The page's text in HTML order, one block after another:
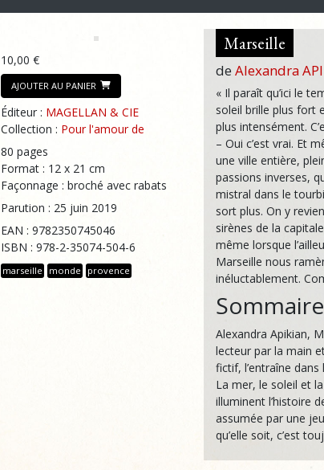
10,00 €
AJOUTER AU PANIER
Éditeur : MAGELLAN & CIE
Collection : Pour l'amour de
80 pages
Format : 12 x 21 cm
Façonnage : broché avec rabats
Parution : 25 juin 2019
EAN : 9782350745046
ISBN : 978-2-35074-504-6
marseille monde provence
Marseille
deAlexandra
« Il paraît qu’ici le
soleil brille plus fort
plus intensément.
– Oui c’est vrai. Et
une ville entière,
passions inverses,
mistral dans le
sort plus. On y
sirènes de la
même lorsque
Marseille nous
inéluctablement.
Sommaire
Alexandra Apikian,
lecteur par la main
fictif, l’entraîne dans
La mer, le soleil et
illuminent l’histoire
assumée par une
qu’elle soit, c’est